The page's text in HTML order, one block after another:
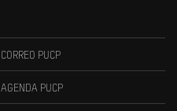
CORREO PUCP
AGENDA PUCP